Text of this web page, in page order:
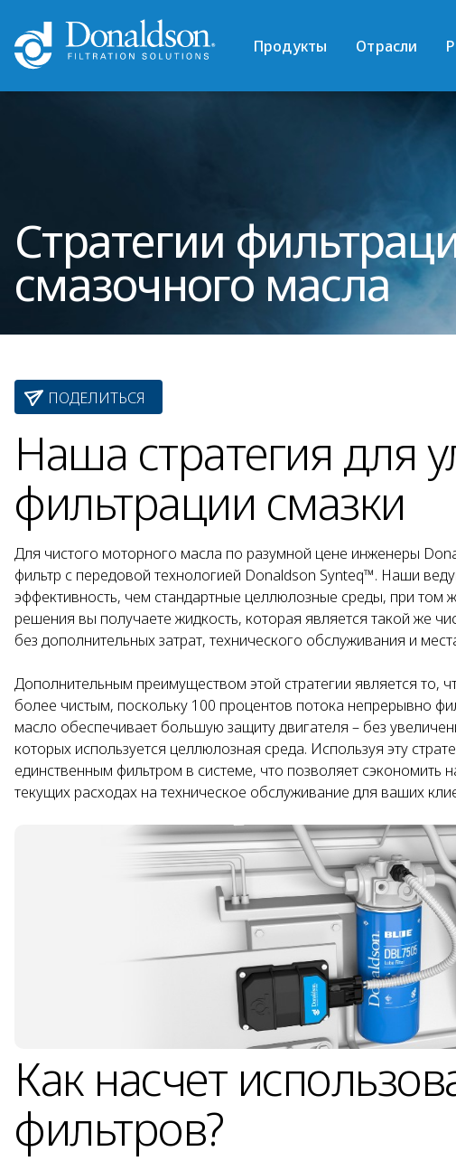
Продукты Отрасли
Стратегии
смазочного масла
ПОДЕЛИТЬСЯ
Наша стратегия для
фильтрации смазки
Для чистого моторного масла по разумной цене инженеры
фильтр с передовой технологией Donaldson Synteq™. Наши
эффективность, чем стандартные целлюлозные среды, при
решения вы получаете жидкость, которая является такой же
без дополнительных затрат, технического обслуживания и
Дополнительным преимуществом этой стратегии является то,
более чистым, поскольку 100 процентов потока непрерывно
масло обеспечивает большую защиту двигателя – без
которых используется целлюлозная среда. Используя эту
единственным фильтром в системе, что позволяет сэкономить
текущих расходах на техническое обслуживание для ваших
Как насчет
фильтров?